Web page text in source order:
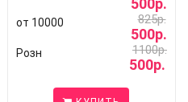
500р.
от 10000 825р.
500р.
Розн 1100р.
500р.